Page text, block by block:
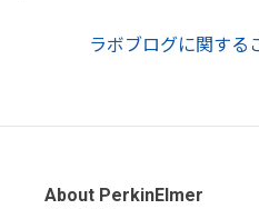
ラボブログに関する
About PerkinElmer